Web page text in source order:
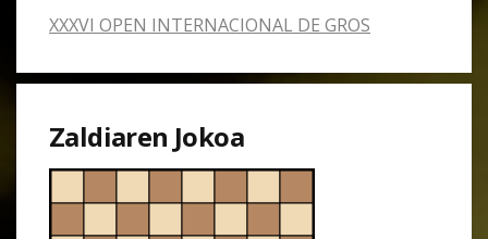
XXXVI OPEN INTERNACIONAL DE GROS
Zaldiaren Jokoa